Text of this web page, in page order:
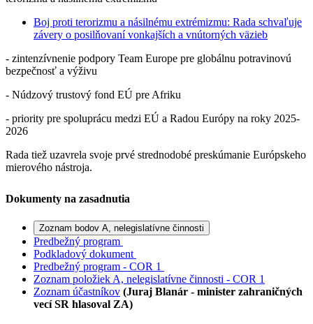
Boj proti terorizmu a násilnému extrémizmu: Rada schvaľuje
závery o posilňovaní vonkajších a vnútorných väzieb
- zintenzívnenie podpory Team Europe pre globálnu potravinovú
bezpečnosť a výživu
- Núdzový trustový fond EÚ pre Afriku
- priority pre spoluprácu medzi EÚ a Radou Európy na roky 2025-
2026
Rada tiež uzavrela svoje prvé strednodobé preskúmanie Európskeho
mierového nástroja.
Dokumenty na zasadnutia
Zoznam bodov A, nelegislatívne činnosti
Predbežný program
Podkladový dokument
Predbežný program - COR 1
Zoznam položiek A, nelegislatívne činnosti - COR 1
Zoznam účastníkov (Juraj Blanár - minister zahraničných
vecí SR hlasoval ZA)